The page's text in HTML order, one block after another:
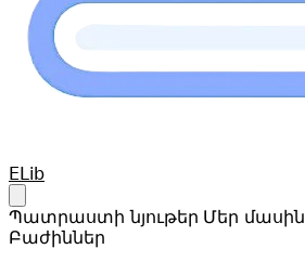
Your Company
ELib
Պատրաստի նյութեր Մեր մասին
Բաժիններ